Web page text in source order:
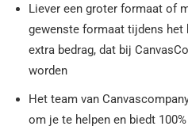
Liever een groter formaat of
gewenste formaat tijdens het
extra bedrag, dat bij
worden
Het team van
om je te helpen en biedt